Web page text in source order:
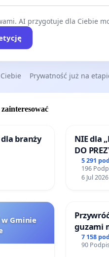
AI przygotuje dla Ciebie
Prywatność już na
branży
NIE dla
DO
5 291
196
6 Jul 2026
Gminie
guzami
litymi
7 158
90